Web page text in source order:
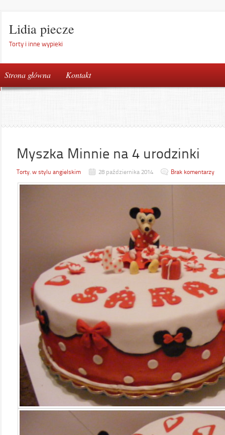
Lidia piecze
Torty i inne wypieki
Strona główna Kontakt
Myszka Minnie na 4 urodzinki
Torty, w stylu angielskim 28 października 2014 Brak komentarzy